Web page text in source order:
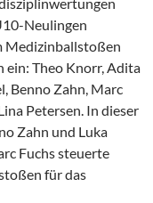
Neulingen
Medizinballstoßen
ein: Theo Knorr, Adita
Benno Zahn, Marc
Petersen. In dieser
Zahn und Luka
Fuchs steuerte
für das